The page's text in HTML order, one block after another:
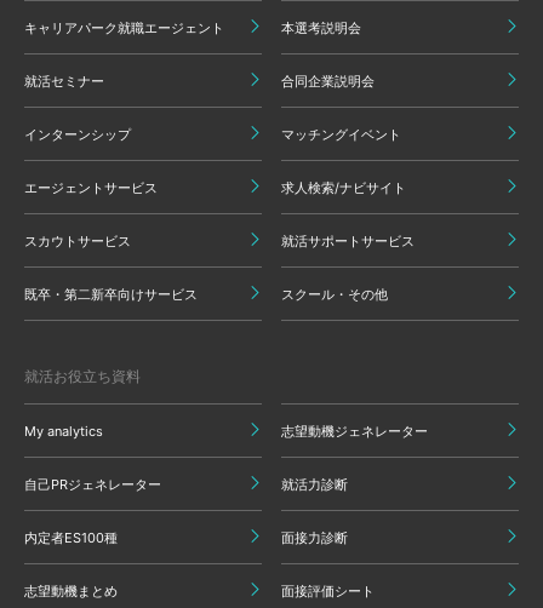
キャリアパーク就職エージェント 本選考説明会
就活セミナー 合同企業説明会
インターンシップ マッチングイベント
エージェントサービス 求人検索/ナビサイト
スカウトサービス 就活サポートサービス
既卒・第二新卒向けサービス スクール・その他
就活お役立ち資料
My analytics 志望動機ジェネレーター
自己PRジェネレーター 就活力診断
内定者ES100種 面接力診断
志望動機まとめ 面接評価シート